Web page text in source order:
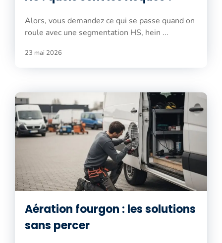
Alors, vous demandez ce qui se passe quand on
roule avec une segmentation HS, hein ...
23 mai 2026
Aération fourgon : les solutions
sans percer